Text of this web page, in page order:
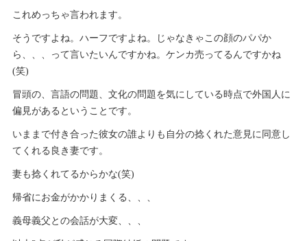
これめっちゃ言われます。
そうですよね。ハーフですよね。じゃなきゃこの顔のパパか
ら、、、って言いたいんですかね。ケンカ売ってるんですかね
(笑)
冒頭の、言語の問題、文化の問題を気にしている時点で外国人に
偏見があるということです。
いままで付き合った彼女の誰よりも自分の捻くれた意見に同意し
てくれる良き妻です。
妻も捻くれてるからかな(笑)
帰省にお金がかかりまくる、、、
義母義父との会話が大変、、、